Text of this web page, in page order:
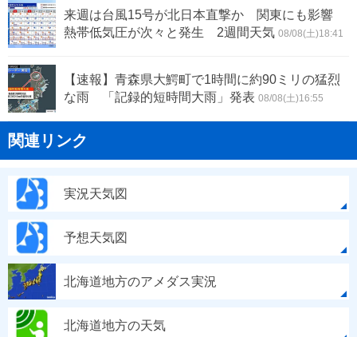
来週は台風15号が北日本直撃か 関東にも影響
熱帯低気圧が次々と発生 2週間天気 08/08(土)18:41
【速報】青森県大鰐町で1時間に約90ミリの猛烈
な雨 「記録的短時間大雨」発表 08/08(土)16:55
関連リンク
実況天気図
予想天気図
北海道地方のアメダス実況
北海道地方の天気